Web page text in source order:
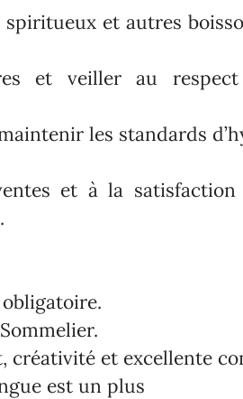
et autres
et veiller au
les standards
et à la
créativité et excellente
est un plus